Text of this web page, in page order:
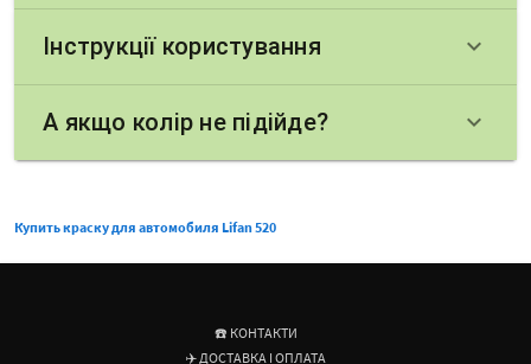
Інструкції користування keyboard_arrow_down
А якщо колір не підійде? keyboard_arrow_down
Купить краску для автомобиля Lifan 520
☎️ КОНТАКТИ
✈️ ДОСТАВКА І ОПЛАТА